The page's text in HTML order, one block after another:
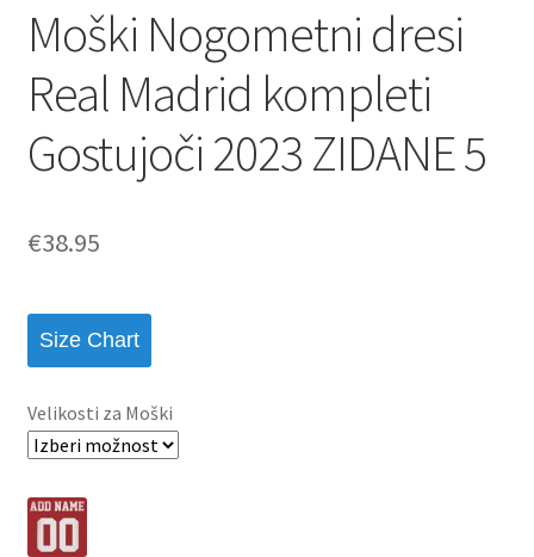
Moški Nogometni dresi
Real Madrid kompleti
Gostujoči 2023 ZIDANE 5
€38.95
Size Chart
Velikosti za Moški